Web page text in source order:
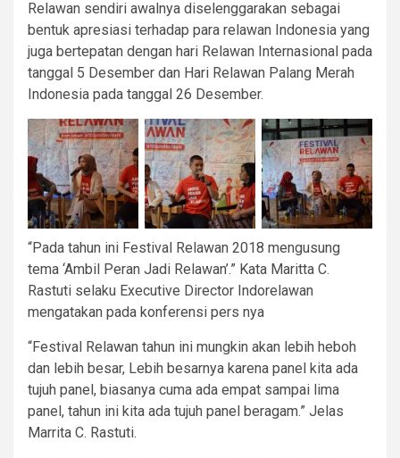
Relawan sendiri awalnya diselenggarakan sebagai
bentuk apresiasi terhadap para relawan Indonesia yang
juga bertepatan dengan hari Relawan Internasional pada
tanggal 5 Desember dan Hari Relawan Palang Merah
Indonesia pada tanggal 26 Desember.
“Pada tahun ini Festival Relawan 2018 mengusung
tema ‘Ambil Peran Jadi Relawan’.” Kata Maritta C.
Rastuti selaku Executive Director Indorelawan
mengatakan pada konferensi pers nya
“Festival Relawan tahun ini mungkin akan lebih heboh
dan lebih besar, Lebih besarnya karena panel kita ada
tujuh panel, biasanya cuma ada empat sampai lima
panel, tahun ini kita ada tujuh panel beragam.” Jelas
Marrita C. Rastuti.